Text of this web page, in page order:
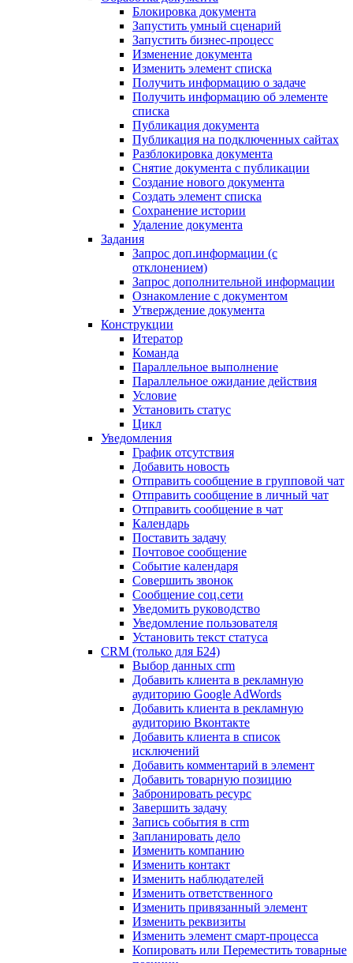
Блокировка документа
Запустить умный сценарий
Запустить бизнес-процесс
Изменение документа
Изменить элемент списка
Получить информацию о задаче
Получить информацию об элементе
списка
Публикация документа
Публикация на подключенных сайтах
Разблокировка документа
Снятие документа с публикации
Создание нового документа
Создать элемент списка
Сохранение истории
Удаление документа
Задания
Запрос доп.информации (с
отклонением)
Запрос дополнительной информации
Ознакомление с документом
Утверждение документа
Конструкции
Итератор
Команда
Параллельное выполнение
Параллельное ожидание действия
Условие
Установить статус
Цикл
Уведомления
График отсутствия
Добавить новость
Отправить сообщение в групповой чат
Отправить сообщение в личный чат
Отправить сообщение в чат
Календарь
Поставить задачу
Почтовое сообщение
Событие календаря
Совершить звонок
Сообщение соц.сети
Уведомить руководство
Уведомление пользователя
Установить текст статуса
CRM (только для Б24)
Выбор данных crm
Добавить клиента в рекламную
аудиторию Google AdWords
Добавить клиента в рекламную
аудиторию Вконтакте
Добавить клиента в список
исключений
Добавить комментарий в элемент
Добавить товарную позицию
Забронировать ресурс
Завершить задачу
Запись события в crm
Запланировать дело
Изменить компанию
Изменить контакт
Изменить наблюдателей
Изменить ответственного
Изменить привязанный элемент
Изменить реквизиты
Изменить элемент смарт-процесса
Копировать или Переместить товарные